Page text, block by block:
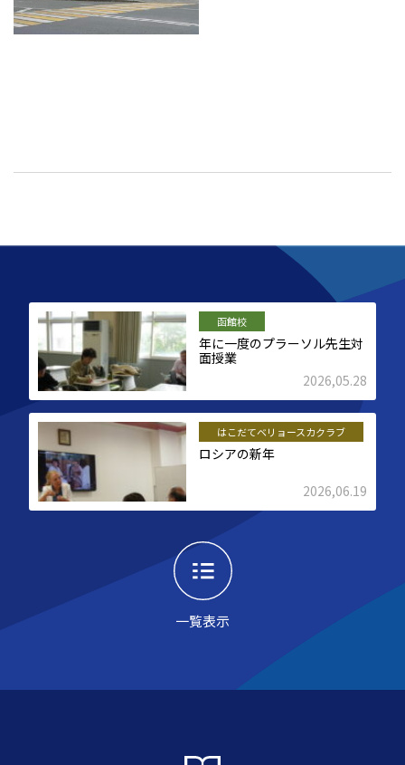
函館校
年に一度のプラーソル先生対
面授業
2026,05.28
一覧表示
はこだてベリョースカクラブ
ロシアの新年
2026,06.19